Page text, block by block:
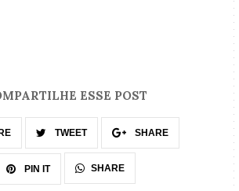
ESSE POST
TWEET SHARE
PIN IT SHARE